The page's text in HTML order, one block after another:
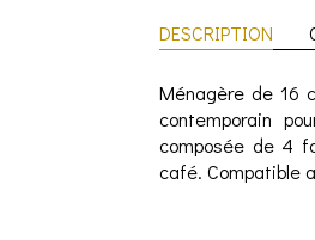
DESCRIPTION
Ménagère de 16
contemporain
composée de 4
café. Compatible